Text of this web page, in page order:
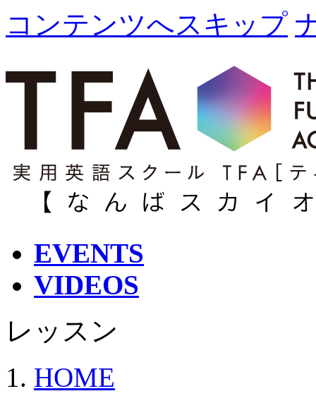
コンテンツへスキップ
EVENTS
VIDEOS
レッスン
HOME